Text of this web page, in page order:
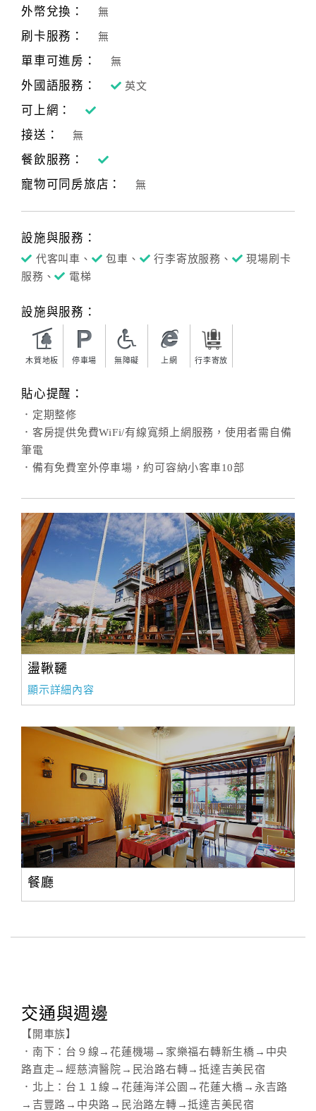
單
理
會
員
戶
客
絡
單
Line
客
查
訂
房
Q&A
國
旅
卡
房
請
作
提
案
廠
商
作
外幣兌換： 無
刷卡服務： 無
單車可進房： 無
外國語服務： 英文
可上網：
接送：
無
餐飲服務：
寵物可同房旅店：
無
設施與服務：
代客叫車、 包車、 行李寄放服務、
現場刷卡
服務、
電梯
設施與服務：
木質地板 停車場 無障礙 上網 行李寄放
貼心提醒：
．定期整修
．客房提供免費WiFi/有線寬頻上網服務，使用者需自備
筆電
．備有免費室外停車場，約可容納小客車10部
盪鞦韆
顯示詳細內容
餐廳
交通與週邊
【開車族】
．南下：台９線→花蓮機場→家樂福右轉新生橋→中央
路直走→經慈濟醫院→民治路右轉→抵達吉美民宿
．北上：台１１線→花蓮海洋公園→花蓮大橋→永吉路
→吉豐路→中央路→民治路左轉→抵達吉美民宿